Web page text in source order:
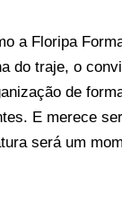
a Floripa
do traje, o
de
E merece
será um